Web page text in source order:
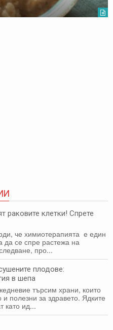
раковите клетки! Спрете
че химиотерапията е един
да се спре растежа на
про...
плодове:
в шепа
търсим храни, които
полезни за здравето. Ядките
като ид...